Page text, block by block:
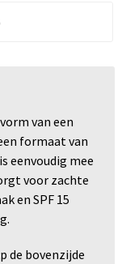
van een
formaat van
eenvoudig mee
voor zachte
en SPF 15
de bovenzijde